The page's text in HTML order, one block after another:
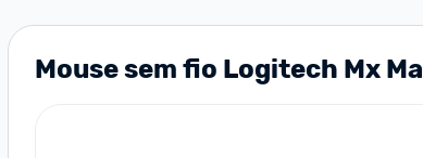
Mouse sem fio Logitech Mx